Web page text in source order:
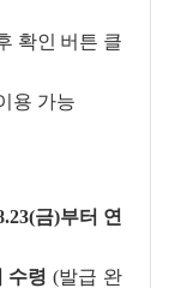
확인 버튼 클
용 가능
금)부터 연
수령 (발급 완